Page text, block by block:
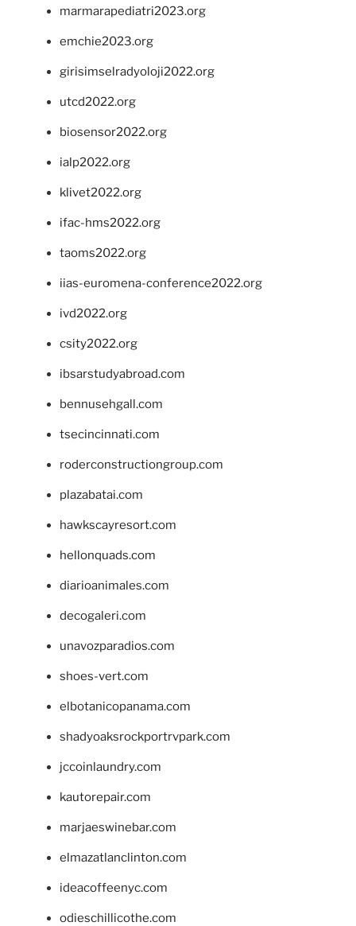
marmarapediatri2023.org
emchie2023.org
girisimselradyoloji2022.org
utcd2022.org
biosensor2022.org
ialp2022.org
klivet2022.org
ifac-hms2022.org
taoms2022.org
iias-euromena-conference2022.org
ivd2022.org
csity2022.org
ibsarstudyabroad.com
bennusehgall.com
tsecincinnati.com
roderconstructiongroup.com
plazabatai.com
hawkscayresort.com
hellonquads.com
diarioanimales.com
decogaleri.com
unavozparadios.com
shoes-vert.com
elbotanicopanama.com
shadyoaksrockportrvpark.com
jccoinlaundry.com
kautorepair.com
marjaeswinebar.com
elmazatlanclinton.com
ideacoffeenyc.com
odieschillicothe.com